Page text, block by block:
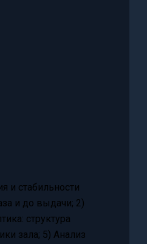
и стабильности
и до выдачи; 2)
структура
зала; 5) Анализ